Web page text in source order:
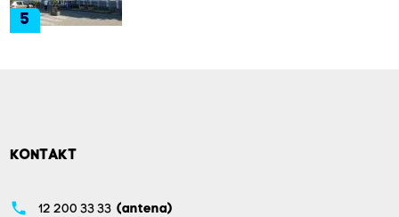
5
KONTAKT
phone 12 200 33 33 (antena)